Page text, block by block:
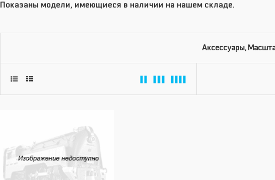
Показаны модели, имеющиеся в наличии на нашем складе.
Аксессуары,